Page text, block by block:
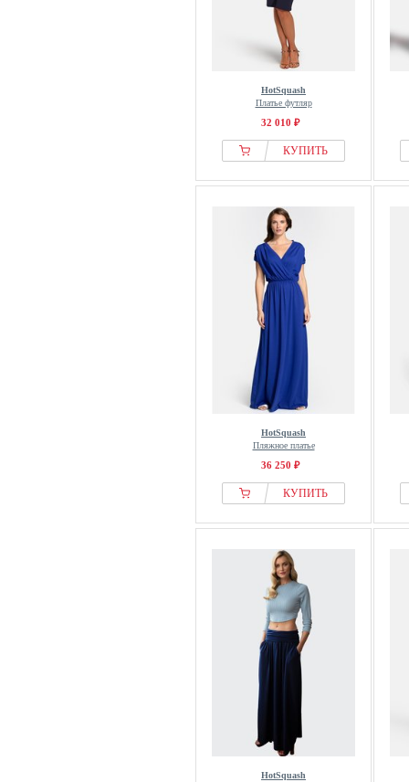
HotSquash
Платье футляр
32 010 ₽
КУПИТЬ
HotSquash
Пляжное платье
36 250 ₽
КУПИТЬ
HotSquash